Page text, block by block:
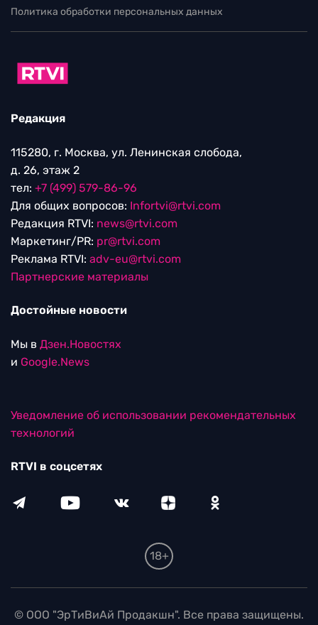
Политика обработки персональных данных
Редакция
115280, г. Москва, ул. Ленинская слобода,
д. 26, этаж 2
тел: +7 (499) 579-86-96
Для общих вопросов: Infortvi@rtvi.com
Редакция RTVI: news@rtvi.com
Маркетинг/PR: pr@rtvi.com
Реклама RTVI: adv-eu@rtvi.com
Партнерские материалы
Достойные новости
Мы в Дзен.Новостях
и Google.News
Уведомление об использовании рекомендательных
технологий
RTVI в соцсетях
18+
© ООО "ЭрТиВиАй Продакшн". Все права защищены.